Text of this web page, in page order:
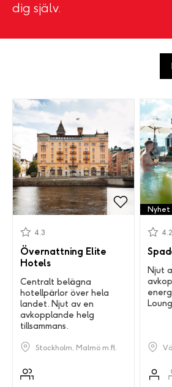
dig själv.
Övernattning Elite
Hotels
4.3
Centralt belägna
hotellpärlor över hela
landet. Njut av en
avkopplande helg
tillsammans.
Stockholm, Malmö m.fl.
Nyhet
4.2
Njut